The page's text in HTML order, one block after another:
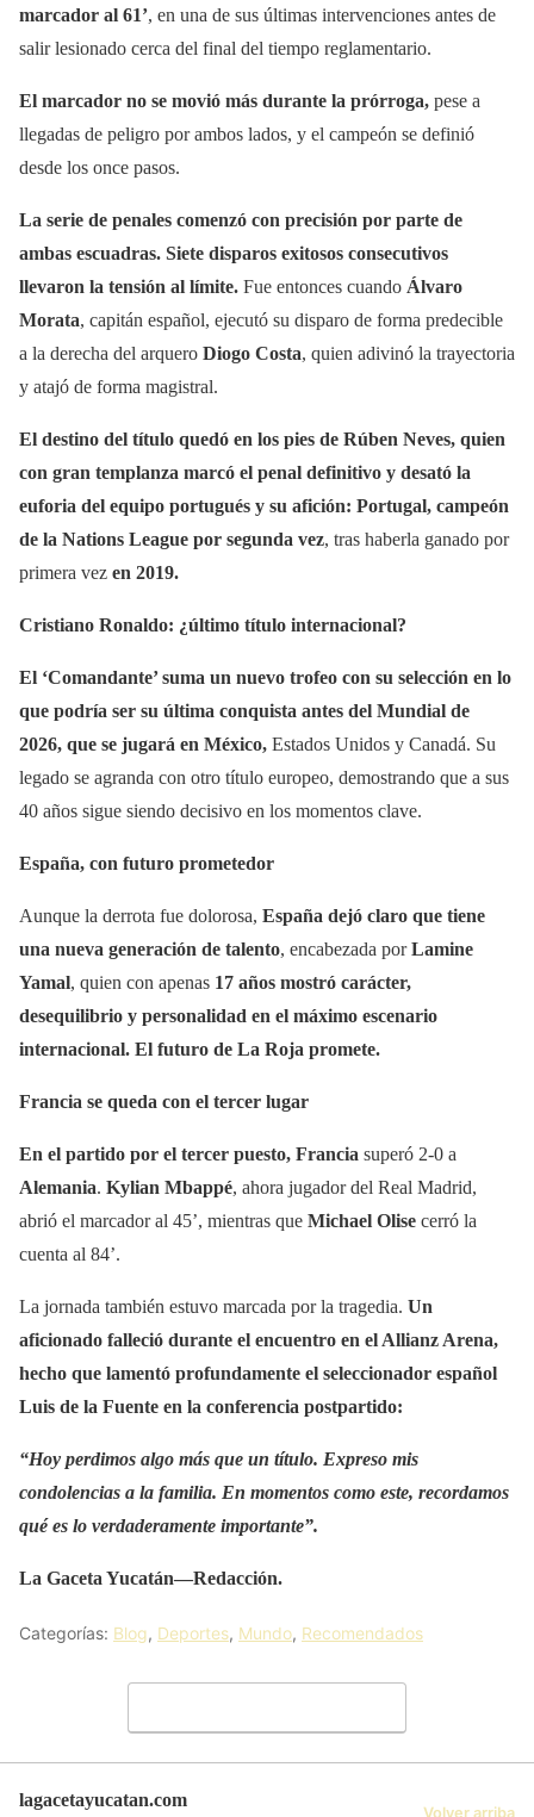
marcador al 61’, en una de sus últimas intervenciones antes de
salir lesionado cerca del final del tiempo reglamentario.
El marcador no se movió más durante la prórroga, pese a
llegadas de peligro por ambos lados, y el campeón se definió
desde los once pasos.
La serie de penales comenzó con precisión por parte de
ambas escuadras. Siete disparos exitosos consecutivos
llevaron la tensión al límite. Fue entonces cuando Álvaro
Morata, capitán español, ejecutó su disparo de forma predecible
a la derecha del arquero Diogo Costa, quien adivinó la trayectoria
y atajó de forma magistral.
El destino del título quedó en los pies de Rúben Neves, quien
con gran templanza marcó el penal definitivo y desató la
euforia del equipo portugués y su afición: Portugal, campeón
de la Nations League por segunda vez, tras haberla ganado por
primera vez en 2019.
Cristiano Ronaldo: ¿último título internacional?
El ‘Comandante’ suma un nuevo trofeo con su selección en lo
que podría ser su última conquista antes del Mundial de
2026, que se jugará en México, Estados Unidos y Canadá. Su
legado se agranda con otro título europeo, demostrando que a sus
40 años sigue siendo decisivo en los momentos clave.
España, con futuro prometedor
Aunque la derrota fue dolorosa, España dejó claro que tiene
una nueva generación de talento, encabezada porLamine
Yamal, quien con apenas 17 años mostró carácter,
desequilibrio y personalidad en el máximo escenario
internacional. El futuro de La Roja promete.
Francia se queda con el tercer lugar
En el partido por el tercer puesto, Francia superó 2-0 a
Alemania. Kylian Mbappé, ahora jugador del Real Madrid,
abrió el marcador al 45’, mientras que Michael Olise cerró la
cuenta al 84’.
La jornada también estuvo marcada por la tragedia. Un
aficionado falleció durante el encuentro en el Allianz Arena,
hecho que lamentó profundamente el seleccionador español
Luis de la Fuente en la conferencia postpartido:
“Hoy perdimos algo más que un título. Expreso mis
condolencias a la familia. En momentos como este, recordamos
qué es lo verdaderamente importante”.
La Gaceta Yucatán—Redacción.
Categorías: Blog, Deportes, Mundo, Recomendados
lagacetayucatan.com
Volver arriba